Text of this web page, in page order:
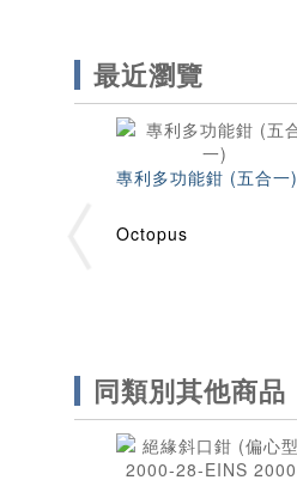
最近瀏覽
專利多功能鉗 (五合一)
Octopus
同類別其他商品